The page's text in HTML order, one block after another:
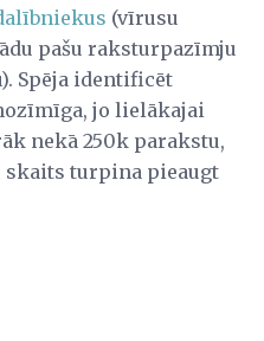
(vīrusu
pašu raksturpazīmju
Spēja identificēt
jo lielākajai
nekā 250k parakstu,
skaits turpina pieaugt